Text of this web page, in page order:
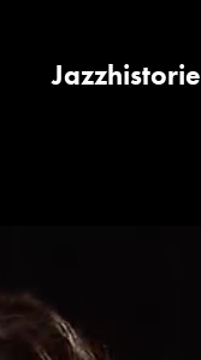
Jazzhistorie